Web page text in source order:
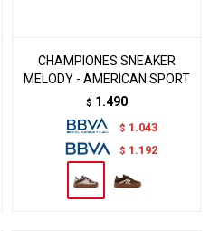
CHAMPIONES SNEAKER
MELODY - AMERICAN SPORT
$ 1.490
$ 1.043
$ 1.192